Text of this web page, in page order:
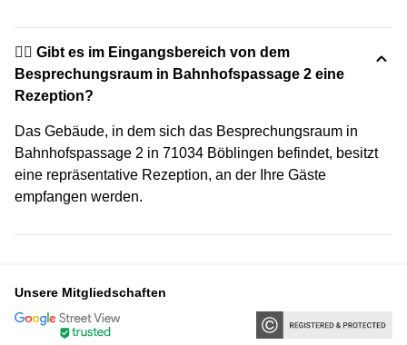
🙋‍♀️ Gibt es im Eingangsbereich von dem
Besprechungsraum in Bahnhofspassage 2 eine
Rezeption?
Das Gebäude, in dem sich das Besprechungsraum in
Bahnhofspassage 2 in 71034 Böblingen befindet, besitzt
eine repräsentative Rezeption, an der Ihre Gäste
empfangen werden.
Unsere Mitgliedschaften